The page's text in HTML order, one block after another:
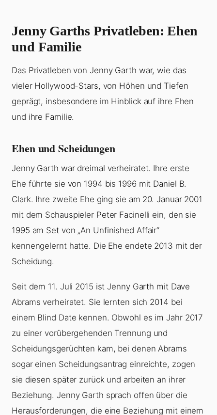
Jenny Garths Privatleben: Ehen
und Familie
Das Privatleben von Jenny Garth war, wie das
vieler Hollywood-Stars, von Höhen und Tiefen
geprägt, insbesondere im Hinblick auf ihre Ehen
und ihre Familie.
Ehen und Scheidungen
Jenny Garth war dreimal verheiratet. Ihre erste
Ehe führte sie von 1994 bis 1996 mit Daniel B.
Clark. Ihre zweite Ehe ging sie am 20. Januar 2001
mit dem Schauspieler Peter Facinelli ein, den sie
1995 am Set von „An Unfinished Affair“
kennengelernt hatte. Die Ehe endete 2013 mit der
Scheidung.
Seit dem 11. Juli 2015 ist Jenny Garth mit Dave
Abrams verheiratet. Sie lernten sich 2014 bei
einem Blind Date kennen. Obwohl es im Jahr 2017
zu einer vorübergehenden Trennung und
Scheidungsgerüchten kam, bei denen Abrams
sogar einen Scheidungsantrag einreichte, zogen
sie diesen später zurück und arbeiten an ihrer
Beziehung. Jenny Garth sprach offen über die
Herausforderungen, die eine Beziehung mit einem